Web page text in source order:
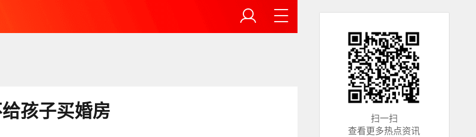
孩子买婚房
扫一扫
查看更多热点资讯